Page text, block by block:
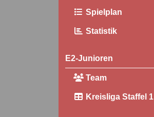
Spielplan
Statistik
E2-Junioren
Team
Kreisliga Staffel 1